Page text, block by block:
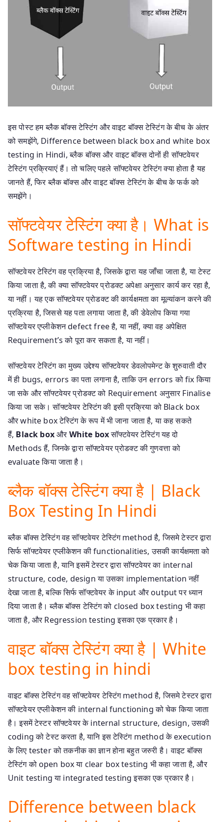
इस पोस्ट हम ब्लैक बॉक्स टेस्टिंग और वाइट बॉक्स टेस्टिंग के बीच के अंतर
को समझेंगे, Difference between black box and white box
testing in Hindi, ब्लैक बॉक्स और वाइट बॉक्स दोनों ही सॉफ्टवेयर
टेस्टिंग प्रक्रियाएं हैं। तो चलिए पहले सॉफ्टवेयर टेस्टिंग क्या होता है यह
जानते हैं, फिर ब्लैक बॉक्स और वाइट बॉक्स टेस्टिंग के बीच के फर्क को
समझेंगे।
सॉफ्टवेयर टेस्टिंग क्या है। What is
Software testing in Hindi
सॉफ्टवेयर टेस्टिंग वह प्रक्रिया है, जिसके द्वारा यह जाँचा जाता है, या टेस्ट
किया जाता है, की क्या सॉफ्टवेयर प्रोडक्ट अपेक्षा अनुसार कार्य कर रहा है,
या नहीं। यह एक सॉफ्टवेयर प्रोडक्ट की कार्यक्षमता का मूल्यांकन करने की
प्रक्रिया है, जिससे यह पता लगाया जाता है, की डेवेलोप किया गया
सॉफ्टवेयर एप्लीकेशन defect free है, या नहीं, क्या वह अपेक्षित
Requirement’s को पूरा कर सकता है, या नहीं।
सॉफ्टवेयर टेस्टिंग का मुख्य उद्देश्य सॉफ्टवेयर डेवलोपमेन्ट के शुरुवाती दौर
में ही bugs, errors का पता लगाना है, ताकि उन errors को fix किया
जा सके और सॉफ्टवेयर प्रोडक्ट को Requirement अनुसार Finalise
किया जा सके। सॉफ्टवेयर टेस्टिंग की इसी प्रक्रिया को Black box
और white box टेस्टिंग के रूप में भी जाना जाता है, या कह सकते
हैं, Black boxऔर White boxसॉफ्टवेयर टेस्टिंग यह दो
Methods हैं, जिनके द्वारा सॉफ्टवेयर प्रोडक्ट की गुणवत्ता को
evaluate किया जाता है।
ब्लैक बॉक्स टेस्टिंग क्या है | Black
Box Testing In Hindi
ब्लैक बॉक्स टेस्टिंग वह सॉफ्टवेयर टेस्टिंग method है, जिसमे टेस्टर द्वारा
सिर्फ सॉफ्टवेयर एप्लीकेशन की functionalities, उसकी कार्यक्षमता को
चेक किया जाता है, यानि इसमें टेस्टर द्वारा सॉफ्टवेयर का internal
structure, code, design या उसका implementation नहीं
देखा जाता है, बल्कि सिर्फ सॉफ्टवेयर के input और output पर ध्यान
दिया जाता है। ब्लैक बॉक्स टेस्टिंग को closed box testing भी कहा
जाता है, और Regression testing इसका एक प्रकार है।
वाइट बॉक्स टेस्टिंग क्या है | White
box testing in hindi
वाइट बॉक्स टेस्टिंग वह सॉफ्टवेयर टेस्टिंग method है, जिसमे टेस्टर द्वारा
सॉफ्टवेयर एप्लीकेशन की internal functioning को चेक किया जाता
है। इसमें टेस्टर सॉफ्टवेयर के internal structure, design, उसकी
coding को टेस्ट करता है, यानि इस टेस्टिंग method के execution
के लिए tester को तकनीक का ज्ञान होना बहुत जरुरी है। वाइट बॉक्स
टेस्टिंग को open box या clear box testing भी कहा जाता है, और
Unit testing या integrated testing इसका एक प्रकार है।
Difference between black